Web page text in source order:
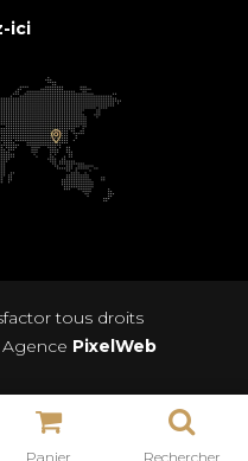
ici
tous droits
Agence PixelWeb
Panier Rechercher